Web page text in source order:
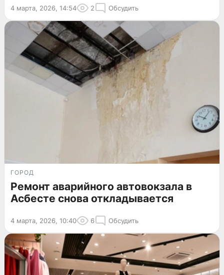
4 марта, 2026, 14:54 2 Обсудить
ГОРОД
Ремонт аварийного автовокзала в
Асбесте снова откладывается
4 марта, 2026, 10:40 6 Обсудить